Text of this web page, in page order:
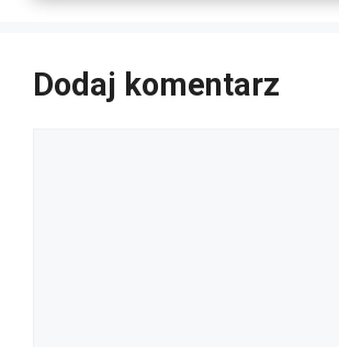
Dodaj komentarz